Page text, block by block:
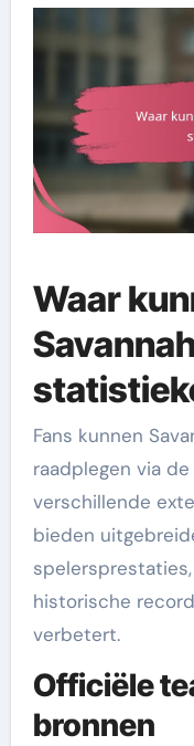
Waar
Fans kunnen
raadplegen via
verschillende
bieden
historische
verbetert.
Officiële
bronnen